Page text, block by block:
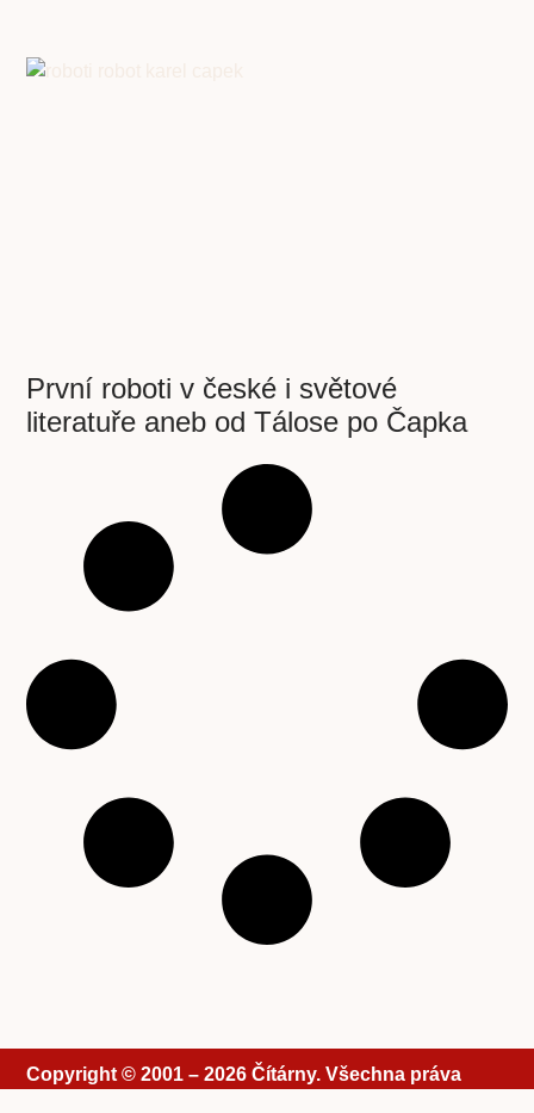
První roboti v české i světové
literatuře aneb od Tálose po Čapka
Copyright © 2001 – 2026 Čítárny. Všechna práva